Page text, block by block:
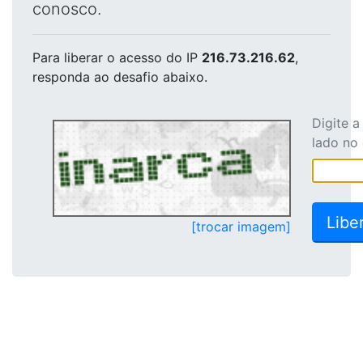
conosco.
Para liberar o acesso do IP 216.73.216.62,
responda ao desafio abaixo.
[trocar imagem]
Digite
lado no